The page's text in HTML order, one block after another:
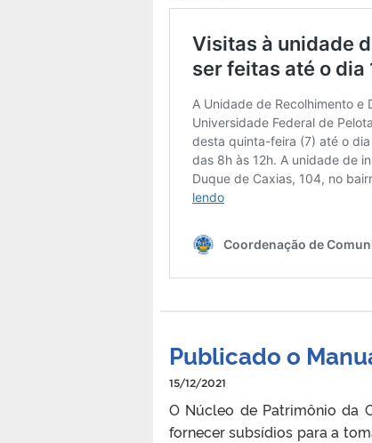
Publicado o
15/12/2021
O Núcleo de Patrimônio da
fornecer subsídios para a